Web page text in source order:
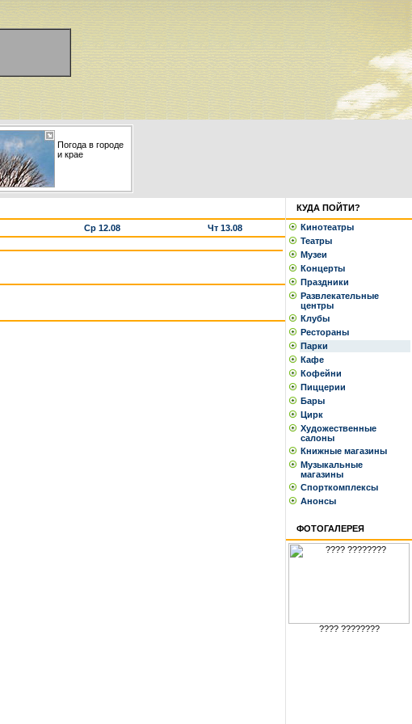
Погода в городе
и крае
Ср 12.08
Чт 13.08
КУДА ПОЙТИ?
Кинотеатры
Театры
Музеи
Концерты
Праздники
Развлекательные
центры
Клубы
Рестораны
Парки
Кафе
Кофейни
Пиццерии
Бары
Цирк
Художественные
салоны
Книжные магазины
Музыкальные
магазины
Спорткомплексы
Анонсы
ФОТОГАЛЕРЕЯ
???? ????????